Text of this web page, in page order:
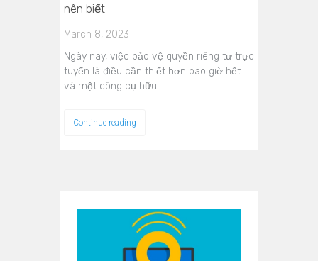
nên biết
March 8, 2023
Ngày nay, việc bảo vệ quyền riêng tư trực
tuyến là điều cần thiết hơn bao giờ hết
và một công cụ hữu…
Continue reading